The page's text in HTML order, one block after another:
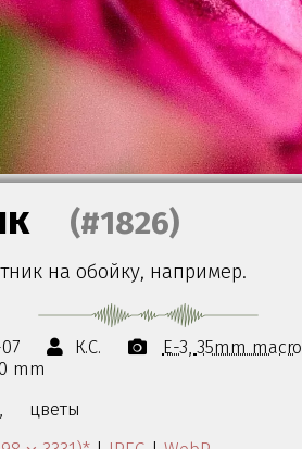
(#1826)
на обойку, например.
К.С. E-3 35mm macro
mm
цветы